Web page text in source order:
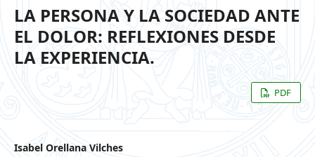
LA PERSONA Y LA SOCIEDAD ANTE
EL DOLOR: REFLEXIONES DESDE
LA EXPERIENCIA.
PDF
Isabel Orellana Vilches